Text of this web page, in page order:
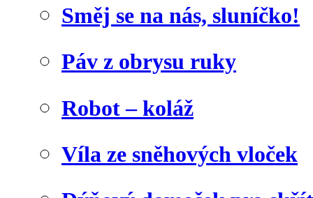
Směj se na nás, sluníčko!
Páv z obrysu ruky
Robot – koláž
Víla ze sněhových vloček